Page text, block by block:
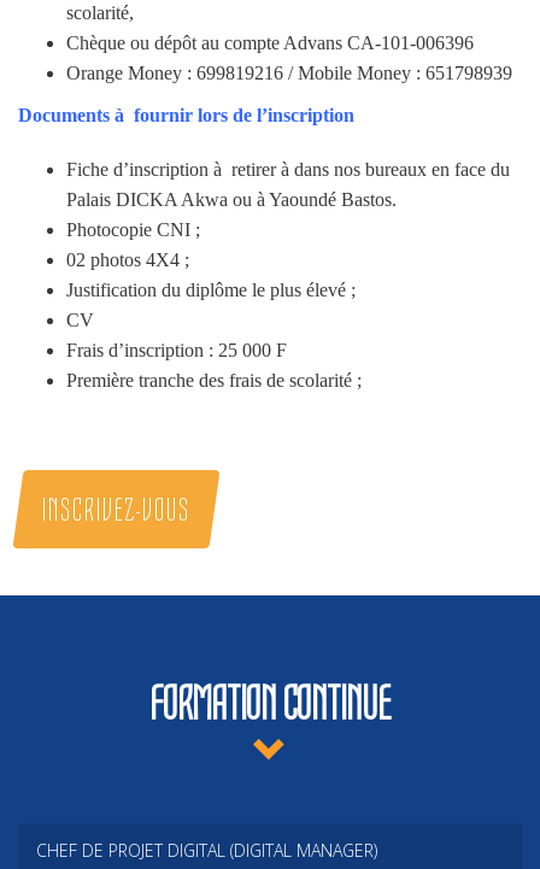
scolarité,
Chèque ou dépôt au compte Advans CA-101-006396
Orange Money : 699819216 / Mobile Money : 651798939
Documents à fournir lors de l’inscription
Fiche d’inscription à retirer à dans nos bureaux en face du
Palais DICKA Akwa ou à Yaoundé Bastos.
Photocopie CNI ;
02 photos 4X4 ;
Justification du diplôme le plus élevé ;
CV
Frais d’inscription : 25 000 F
Première tranche des frais de scolarité ;
INSCRIVEZ-VOUS
FORMATION CONTINUE
CHEF DE PROJET DIGITAL (DIGITAL MANAGER)